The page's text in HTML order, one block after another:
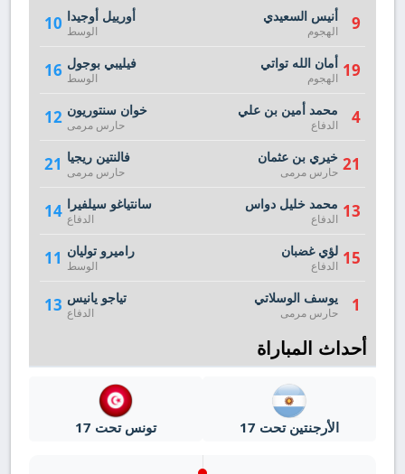
10 أورييل أوجيدا
الوسط
16 فيليبي بوجول
الوسط
12 خوان سنتوريون
حارس مرمى
21 فالنتين ريجيا
حارس مرمى
14 سانتياغو سيلفيرا
الدفاع
11 راميرو توليان
الوسط
13 تياجو يانيس
الدفاع
9 أنيس السعيدي
الهجوم
19 أمان الله تواتي
الهجوم
4 محمد أمين بن علي
الدفاع
21 خيري بن عثمان
حارس مرمى
13 محمد خليل دواس
الدفاع
15 لؤي غضبان
الدفاع
1 يوسف الوسلاتي
حارس مرمى
أحداث المباراة
الأرجنتين تحت 17 تونس تحت 17